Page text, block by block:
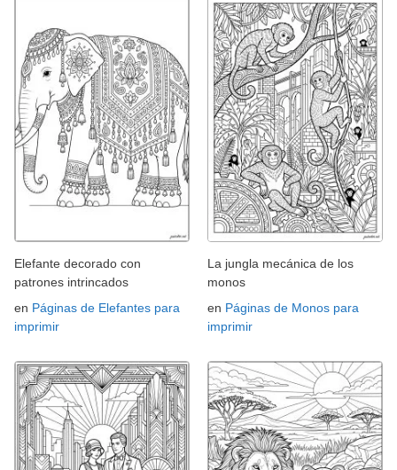
Elefante decorado con
patrones intrincados
en Páginas de Elefantes para
imprimir
La jungla mecánica de los
monos
en Páginas de Monos para
imprimir